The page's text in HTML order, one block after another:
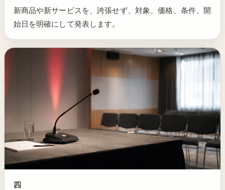
新商品や新サービスを、誇張せず、対象、価格、条件、開
始日を明確にして発表します。
四